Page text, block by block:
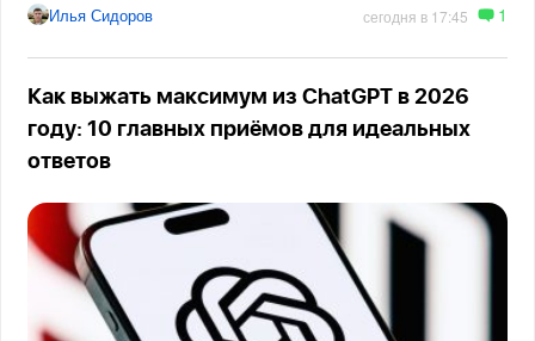
Илья Сидоров сегодня в 17:45 1
Как выжать максимум из ChatGPT в 2026
году: 10 главных приёмов для идеальных
ответов